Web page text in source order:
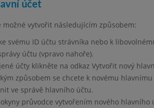
účet
možné vytvořit následujícím způsobem:
svému ID účtu strávníka nebo k
účtu (vpravo nahoře).
účty klikněte na odkaz Vytvořit nový
způsobem se chcete k novému
ve správě hlavního účtu.
průvodce vytvořením nového hlavního